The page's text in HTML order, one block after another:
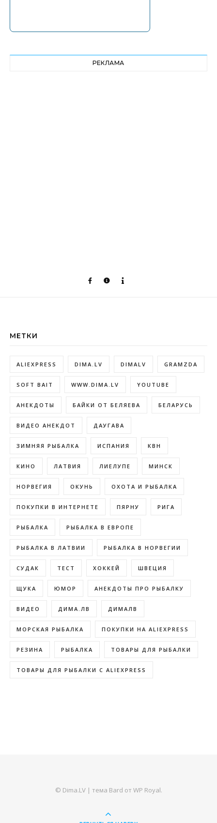
РЕКЛАМА
МЕТКИ
ALIEXPRESS DIMA.LV DIMALV GRAMZDA
SOFT BAIT WWW.DIMA.LV YOUTUBE
АНЕКДОТЫ БАЙКИ ОТ БЕЛЯЕВА БЕЛАРУСЬ
ВИДЕО АНЕКДОТ ДАУГАВА
ЗИМНЯЯ РЫБАЛКА ИСПАНИЯ КВН
КИНО ЛАТВИЯ ЛИЕЛУПЕ МИНСК
НОРВЕГИЯ ОКУНЬ ОХОТА И РЫБАЛКА
ПОКУПКИ В ИНТЕРНЕТЕ ПЯРНУ РИГА
РЫБАЛКА РЫБАЛКА В ЕВРОПЕ
РЫБАЛКА В ЛАТВИИ РЫБАЛКА В НОРВЕГИИ
СУДАК ТЕСТ ХОККЕЙ ШВЕЦИЯ
ЩУКА ЮМОР АНЕКДОТЫ ПРО РЫБАЛКУ
ВИДЕО ДИМА.ЛВ ДИМАЛВ
МОРСКАЯ РЫБАЛКА ПОКУПКИ НА ALIEXPRESS
РЕЗИНА РЫБАЛКА ТОВАРЫ ДЛЯ РЫБАЛКИ
ТОВАРЫ ДЛЯ РЫБАЛКИ С ALIEXPRESS
© Dima.LV | тема Bard от WP Royal.